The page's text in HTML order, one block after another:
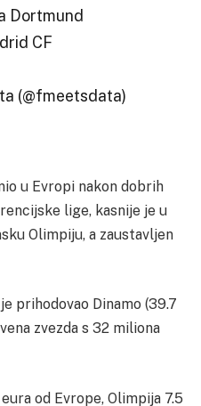
Dortmund
CF
(@fmeetsdata)
u Evropi nakon dobrih
lige, kasnije je u
Olimpiju, a zaustavljen
prihodovao Dinamo (39.7
zvezda s 32 miliona
od Evrope, Olimpija 7.5